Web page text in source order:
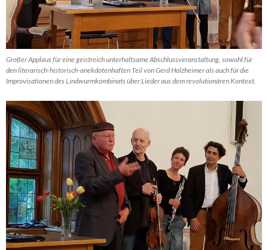
Großer Applaus für eine geistreich unterhaltsame Abschlussveranstaltung, sowohl für
den literarisch-historisch-anekdotenhaften Teil von Gerd Holzheimer als auch für die
Improvisationen des Lindwurmkombinats über Lieder aus dem revolutionären Kontext.